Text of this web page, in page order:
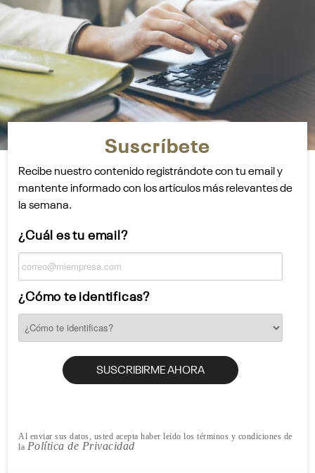
Suscríbete
Recibe nuestro contenido registrándote con tu email y
mantente informado con los artículos más relevantes de
la semana.
¿Cuál es tu email?
¿Cómo te identificas?
Al enviar sus datos, usted acepta haber leído los términos y condiciones de
la Política de Privacidad